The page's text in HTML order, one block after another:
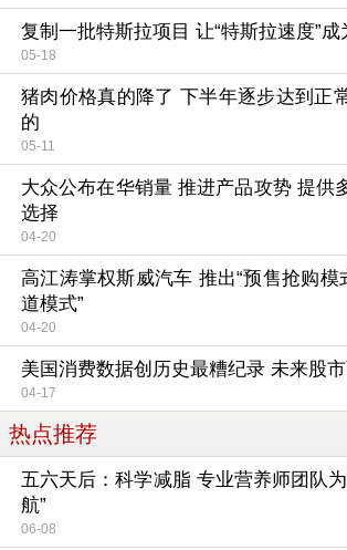
复制一批特斯拉项目 让“特斯拉速度”成
05-18
猪肉价格真的降了 下半年逐步达到正
的
05-11
大众公布在华销量 推进产品攻势 提供
选择
04-20
高江涛掌权斯威汽车 推出“预售抢购模
道模式”
04-20
美国消费数据创历史最糟纪录 未来股
04-17
热点推荐
五六天后：科学减脂 专业营养师团队
航”
06-08